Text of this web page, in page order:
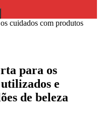
cuidados com produtos
para os
e
de beleza